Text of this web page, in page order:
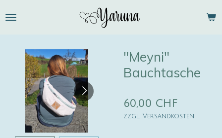
Hauptinhalt
"Meyni"
Bauchtasche
60,00 CHF
zzgl. Versandkosten